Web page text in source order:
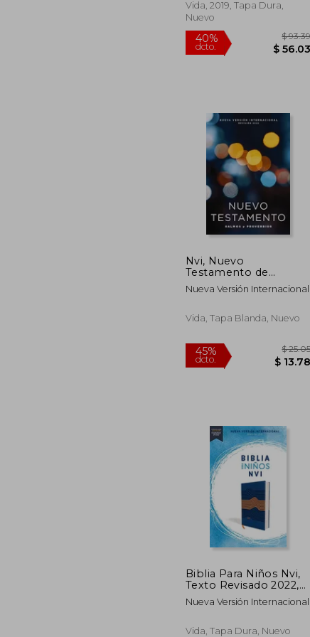
Vida, 2019, Tapa Dura,
Nuevo
40%
dcto.
Nvi, Nuevo
Testamento de
Bolsillo, con Salmos y
Proverbios, Tapa
Brillantes
Nueva Versión Internacional
Vida, Tapa Blanda, Nuevo
45%
dcto.
Biblia Para Niños Nvi,
Texto Revisado 2022,
Leathersoft, Azul,
Comfort Print
Nueva Versión Internacional
Vida, Tapa Dura, Nuevo